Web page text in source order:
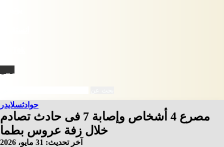
حوادثسلايدر
مصرع 4 أشخاص وإصابة 7 فى حادث تصادم
خلال زفة عروس بطما
آخر تحديث: 31 مايو، 2026